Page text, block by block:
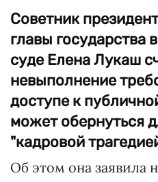
Советник
главы государства
суде Елена Лукаш
невыполнение
доступе к
может обернуться
"кадровой
Об этом она заявила